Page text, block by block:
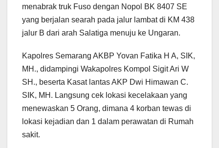
menabrak truk Fuso dengan Nopol BK 8407 SE
yang berjalan searah pada jalur lambat di KM 438
jalur B dari arah Salatiga menuju ke Ungaran.
Kapolres Semarang AKBP Yovan Fatika H A, SIK,
MH., didampingi Wakapolres Kompol Sigit Ari W
SH., beserta Kasat lantas AKP Dwi Himawan C.
SIK, MH. Langsung cek lokasi kecelakaan yang
menewaskan 5 Orang, dimana 4 korban tewas di
lokasi kejadian dan 1 dalam perawatan di Rumah
sakit.